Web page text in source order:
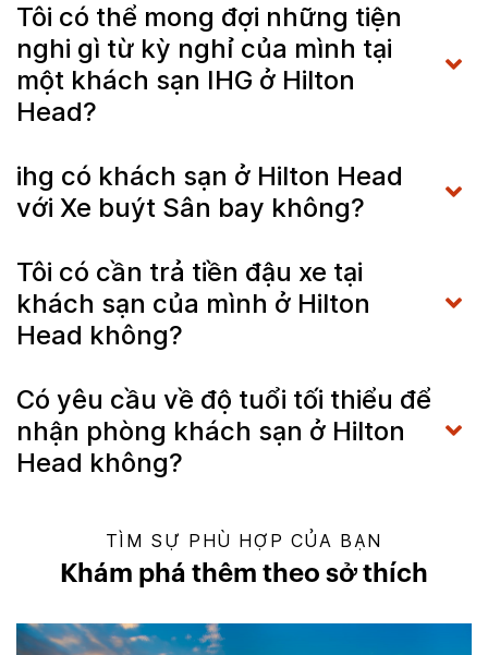
Tôi có thể mong đợi những tiện
nghi gì từ kỳ nghỉ của mình tại
một khách sạn IHG ở Hilton
Head?
ihg có khách sạn ở Hilton Head
với Xe buýt Sân bay không?
Tôi có cần trả tiền đậu xe tại
khách sạn của mình ở Hilton
Head không?
Có yêu cầu về độ tuổi tối thiểu để
nhận phòng khách sạn ở Hilton
Head không?
TÌM SỰ PHÙ HỢP CỦA BẠN
Khám phá thêm theo sở thích